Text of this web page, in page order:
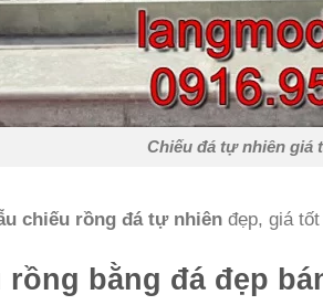
Chiếu đá tự nhiên giá
chiếu rồng đá tự nhiên đẹp, giá tốt
rồng bằng đá đẹp